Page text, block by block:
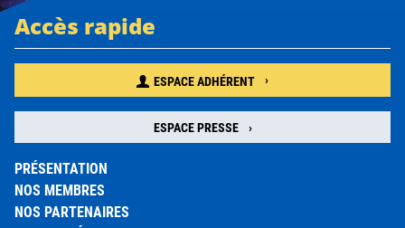
Accès rapide
ESPACE ADHÉRENT
ESPACE PRESSE
PRÉSENTATION
NOS MEMBRES
NOS PARTENAIRES